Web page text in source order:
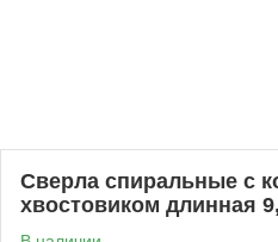
Сверла спиральные с
хвостовиком длинная